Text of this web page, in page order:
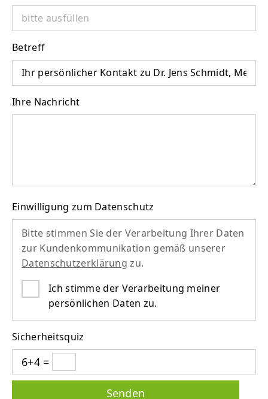
Betreff
Ihre Nachricht
Einwilligung zum Datenschutz
Bitte stimmen Sie der Verarbeitung Ihrer Daten
zur Kundenkommunikation gemäß unserer
Datenschutzerklärung zu.
Ich stimme der Verarbeitung meiner
persönlichen Daten zu.
Sicherheitsquiz
6+4 =